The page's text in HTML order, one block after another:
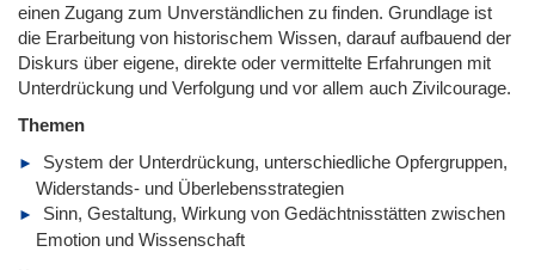
einen Zugang zum Unverständlichen zu finden. Grundlage ist
die Erarbeitung von historischem Wissen, darauf aufbauend der
Diskurs über eigene, direkte oder vermittelte Erfahrungen mit
Unterdrückung und Verfolgung und vor allem auch Zivilcourage.
Themen
System der Unterdrückung, unterschiedliche Opfergruppen,
Widerstands- und Überlebensstrategien
Sinn, Gestaltung, Wirkung von Gedächtnisstätten zwischen
Emotion und Wissenschaft